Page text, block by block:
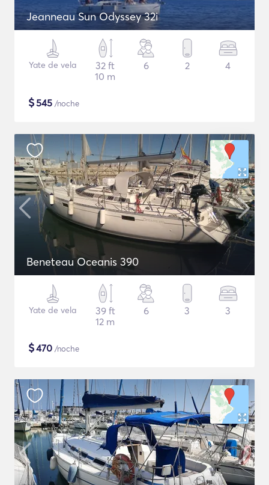
Jeanneau Sun Odyssey 32i
Yate de vela
32 ft
10 m
6 2 4
$545 /noche
Beneteau Oceanis 390
Yate de vela
39 ft
12 m
6 3 3
$470 /noche